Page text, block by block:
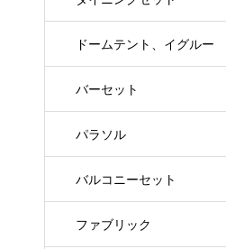
ドームテント、イグルー
バーセット
パラソル
バルコニーセット
ファブリック